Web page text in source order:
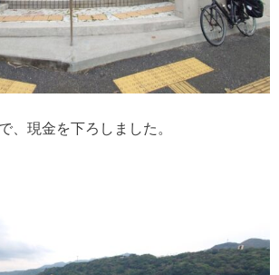
、現金を下ろしました。